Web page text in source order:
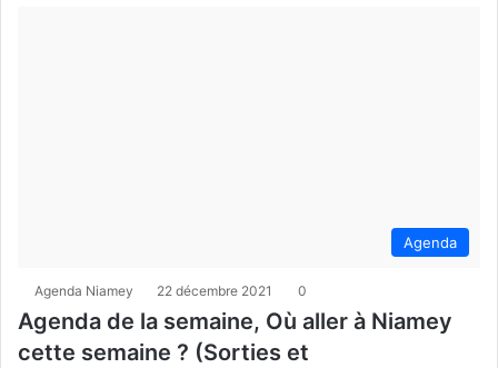
Agenda
Agenda Niamey 22 décembre 2021 0
Agenda de la semaine, Où aller à Niamey
cette semaine ? (Sorties et